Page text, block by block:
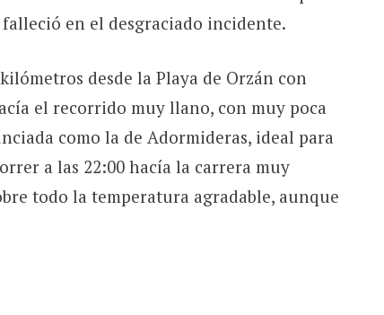
en el desgraciado incidente.
desde la Playa de Orzán con
el recorrido muy llano, con muy poca
como la de Adormideras, ideal para
a las 22:00 hacía la carrera muy
todo la temperatura agradable, aunque